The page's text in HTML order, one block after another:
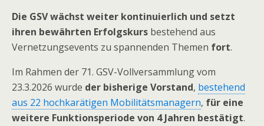
Die GSVwächst weiter kontinuierlich und setzt
ihren bewährten Erfolgskurs bestehend aus
Vernetzungsevents zu spannenden Themen fort.
Im Rahmen der 71. GSV-Vollversammlung vom
23.3.2026 wurde der bisherige Vorstand, bestehend
aus 22 hochkarätigen Mobilitätsmanagern, für eine
weitere Funktionsperiode von 4 Jahren bestätigt.